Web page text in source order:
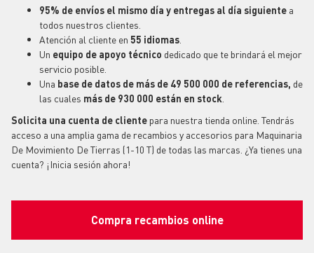
95% de envíos el mismo día y entregas al día siguiente a
todos nuestros clientes.
Atención al cliente en 55 idiomas
Un equipo de apoyo técnico dedicado que te brindará el mejor
servicio posible.
Una base de datos de más de 49 500 000 de referencias, de
las cuales más de 930 000 están en stock
Solicita una cuenta de cliente para nuestra tienda online. Tendrás
acceso a una amplia gama de recambios y accesorios para Maquinaria
De Movimiento De Tierras (1-10 T) de todas las marcas. ¿Ya tienes una
cuenta? ¡Inicia sesión ahora!
Compra recambios online